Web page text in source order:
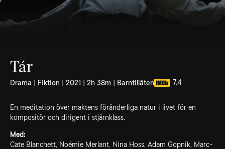
Tár
Drama | Fiktion | 2021 | 2h 38m | Barntillåten 7.4
En meditation över maktens föränderliga natur i livet för en
kompositör och dirigent i stjärnklass.
Med:
Cate Blanchett, Noémie Merlant, Nina Hoss, Adam Gopnik, Marc-